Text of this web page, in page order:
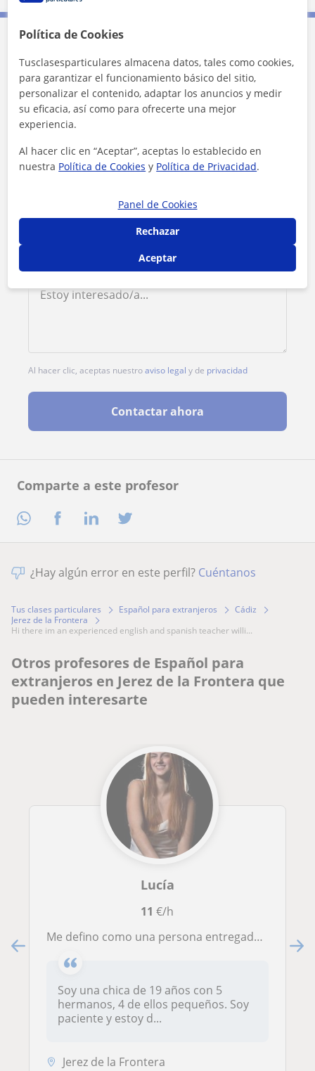
Comparte a este profesor
Contacta con Lorena
Tarifa 12 €/h
1ª clase gratis
Al hacer clic, aceptas nuestroaviso legal y de privacidad
Contactar ahora
¿Hay algún error en este perfil? Cuéntanos
Tus clases particulares Español para extranjeros
Cádiz
Jerez de la Frontera
hi there im an experienced english and spanish teacher willi...
Otros profesores de Español para
extranjeros en Jerez de la Frontera que
pueden interesarte
Lucía
11 €/h
Me defino como una persona entregada en lo que hace, formal y cercana. Espero el mismo entusiasmo por aprender!
Soy una chica de 19 años con 5
hermanos, 4 de ellos pequeños. Soy
paciente y estoy d...
Jerez de la Frontera
Política de Cookies
Tusclasesparticulares almacena datos, tales como cookies,
para garantizar el funcionamiento básico del sitio,
personalizar el contenido, adaptar los anuncios y medir
su eficacia, así como para ofrecerte una mejor
experiencia.
Al hacer clic en “Aceptar”, aceptas lo establecido en
nuestra Política de Cookies y Política de Privacidad.
Panel de Cookies
Rechazar
Aceptar